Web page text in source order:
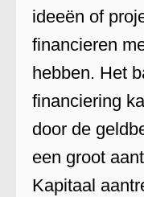
ideeën of
financieren
hebben. Het
financiering
door de
een groot
Kapitaal